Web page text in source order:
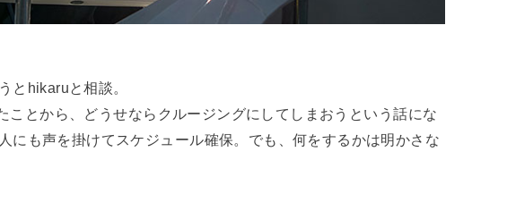
とhikaruと相談。
ことから、どうせならクルージングにしてしまおうという話にな
にも声を掛けてスケジュール確保。でも、何をするかは明かさな